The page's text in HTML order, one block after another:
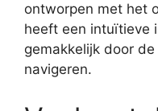
ontworpen met het
heeft een intuïtieve
gemakkelijk door
navigeren.